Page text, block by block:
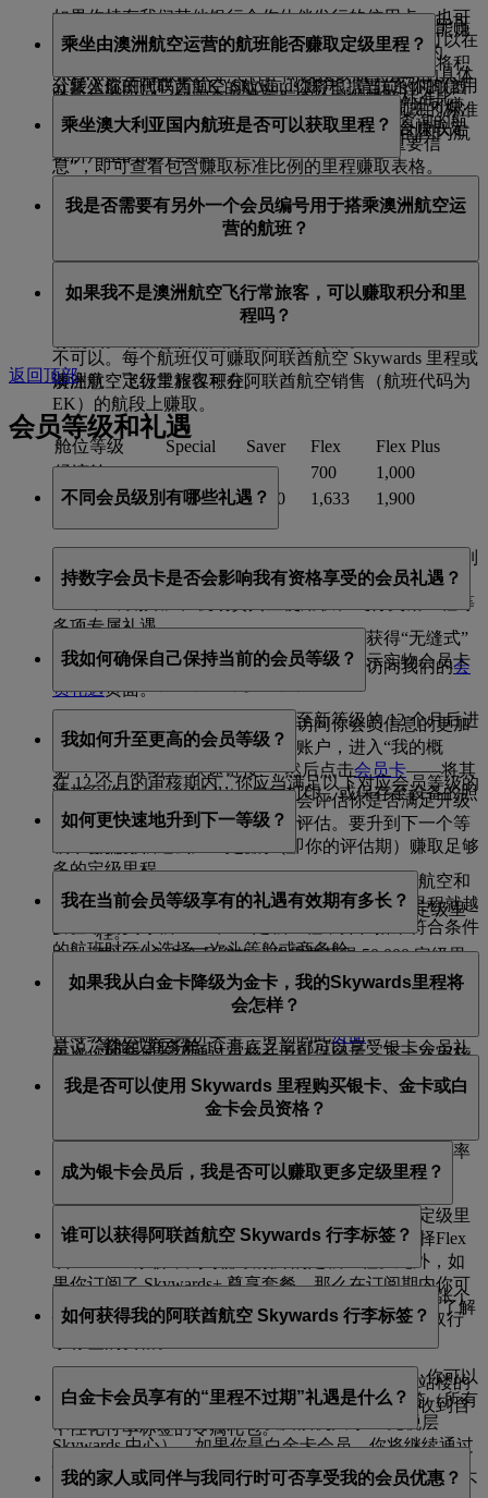
如果你持有我们其他银行合作伙伴发行的信用卡，也可
以将你的信用卡积分兑换为 Skywards 里程——你可以在
查看合作伙伴名单。如需了解更多信息或申请将积
分转入你的阿联酋航空 Skywards 账户，请联系你的信用
当你搭乘我们其他合作伙伴航空公司的航班时，仅能赚
取 Skywards 里程，无法赚取定级里程。你可赚取的
Skywards 里程数取决于飞行距离以及该航空公司的具体
赚取标准比例。如需查看某家航空公司的赚取标准比
例，请前往我们的“合作伙伴”页面，选择你想查询的航
空公司，点击“了解更多”，然后向下滚动至“重要信
息”，即可查看包含赚取标准比例的里程赚取表格。
如果你乘坐澳洲航空公司运营的航班，在以下情况中可
赚取 Skywards 里程：
a) 乘坐航班代码为 EK 的航班，你将根据当前的阿联酋
航空 Skywards 计划等级，按搭乘阿联酋航空航班的标准
赚取里程。这将包括作为国际连续行程一部分的国内航
班所产生的额外里程。
b) 乘坐航班代码为 QF 的航班，你将根据飞行距离按不
同的赚取标准比例赚取里程。如需了解更多详情，请查
澳洲航空合作伙伴页面。
c) 请注意，乘坐澳洲航空运营的航班以及澳洲航空支线
定期航班将获得 Skywards 里程，而乘坐其他航空公司的
代码共享航班将无法赚取 Skywards 里程。
乘坐由澳洲航空运营的航班能否赚取定级里程？
乘坐航班代码为 EK、由澳洲航空公司运营的航班可赚
取定级里程。但航班代码为 QF 的航班则不符合赚取定
期航班将获得 Skywards 里程，而乘坐其他航空公司的代
码共享航班将无法赚取 Skywards 里程。
乘坐澳大利亚国内航班是否可以获取里程？
国际航班一部分，即可获取里程。仅在国内航段无法获
取里程，例如墨尔本至悉尼。
程，你不但能获取国际航段的里程，还能获取以下
Skywards 里程和定级里程。适用于澳洲航空国内网络所
请注意，定级里程仅可在阿联酋航空销售（航班代码为
EK）的航段上赚取。
舱位等级 Special Saver Flex
Flex Plus
经济舱
250 350 700
1,000
商务舱
250 1,050 1,633 1,900
我是否需要有另外一个会员编号用于搭乘澳洲航空运
营的航班？
联酋航空 Skywards 会员编号，任何符合条件的里程将会
如果我不是澳洲航空飞行常旅客，可以赚取积分和里
程吗？
不可以。每个航班仅可赚取阿联酋航空 Skywards 里程或
澳洲航空飞行常旅客积分。
返回顶部
会员等级和礼遇
不同会员级別有哪些礼遇？
阿联酋航空 Skywards 计划的每个会员等级都提供一系列
会员期待的专属礼遇。作为会员，你可以尊享机上
Wi‑Fi、即刻升舱、机场贵宾室使用权、飞行奖励里程等
多项专属礼遇。
如需查看各会员等级的完整礼遇清单，请访问我们的会
员礼遇页面。
持数字会员卡是否会影响我有资格享受的会员礼遇？
没有影响。我们一直努力，尽可能让会员获得“无缝式”
旅行体验。因此，我们消除了你携带或出示实物会员卡
数字形式的会员卡，提供了一种访问你会员信息的更加
便利而顺畅的方式。你可以登录账户，进入“我的概
览”，向下滚动至“快速链接”，然后点击会员卡——将其
添加至你的 Apple Wallet，自行打印，或保存至设备的照
片库或图片库内，以便快速取用。
我如何确保自己保持当前的会员等级？
你的首次会员等级审核将在你升至新等级的 12 个月后进
行。
在 12 个月的审核期内，你应当满足以下对应会员等级的
白金卡会员等级：150,000 定级里程，并在搭乘符合条件
的航班时至少选择一次头等舱或商务舱
如果你达到了当前会员等级所需的定级里程，即可保留
现有会籍状态。如果你未达标，则将面临降级。
每次你的会员等级通过审核并予以保留后，下一次审核
将自动安排在你符合当前等级资格之日起的 12 个月后。
我如何升至更高的会员等级？
每次你赚取定级里程时，我们都会评估你是否满足升级
条件，因此一年中可能进行多次评估。要升到下一个等
级，你需要在过去 12 个月内（即你的评估期）赚取足够
多的定级里程。
要达到银卡会员资格，你需要获得 25,000 定级里
程。
要达到金卡会员资格，你需要获得 50,000 定级里
程。
要达到白金卡会员资格，你需要获得 150,000 定级
等舱或商务舱。
请查看“我的概览”页面，了解有关你的会员等级和关键
审核日期的信息。你无需申请升高等级，当你赚取足够
如何更快速地升到下一等级？
想要更快速地升到下一等级，请多多搭乘阿联酋航空和
flydubai 的航班——搭乘次数越多，赚取的定级里程就越
类型。Flex 和 Flex Plus 等更高价位的票价类型通常可赚
取更多里程，有助你更快升至下一等级。如需了解各舱
位等级提供哪些票价类型，请访问此页面。
此外，如果你订阅了 Skywards+ 尊享套餐，那么在订阅
期内你可额外赚取 20% 的定级里程。请访问
Skywards+
页面了解更多信息。
我在当前会员等级享有的礼遇有效期有多长？
例如，如果你在 2026 年 10 月 15 日获得银卡会员资格，
是说，你在 2027 年 10 月底之前都可以享受银卡会员礼
等级审查始终在月末进行。
如果我从白金卡降级为金卡，我的Skywards里程将
会怎样？
员时获得延期的未兑换Skywards里程将会自动过期。
始终从接近过期的开始。这有助于你将损失里程的几率
降至最低。
我是否可以使用 Skywards 里程购买银卡、金卡或白
金卡会员资格？
成为银卡会员后，我是否可以赚取更多定级里程？
成为银卡、金卡或白金卡会员，不会赚取额外的定级里
程。但是，如果你乘坐商务舱或头等舱，或者选择Flex
或Flex Plus票价，则可赚取额外的定级里程。此外，如
果你订阅了 Skywards+ 尊享套餐，那么在订阅期内你可
额外赚取 20% 的定级里程。请访问 Skywards+页面了解
更多信息。
谁可以获得阿联酋航空 Skywards 行李标签？
银卡、金卡和白金卡会员在会籍周期内均可获得 2 张个
性化行李标签。Skywards Skysurfers 会员不符合领取行
银卡、金卡和白金卡会员可以在迪拜机场 3 号航站楼的
商务舱贵宾室打印行李标签。白金卡会员将继续收到含
个性化行李标签的专属礼包。
如何获得我的阿联酋航空 Skywards 行李标签？
如果你是阿联酋航空 Skywards 银卡或金卡会员，你可以
在迪拜机场联系 Skywards 团队领取你的行李标签（所有
候机大厅的商务舱贵宾室，以及候机大厅 B 免税层
Skywards 中心）。如果你是白金卡会员，你将继续通过
快递接收 Skywards 礼包获得你的行李标签。
白金卡会员享有的“里程不过期”礼遇是什么？
Skywards 里程，在他/她保留其白金卡会员等级期间将不
我的家人或同伴与我同行时可否享受我的会员优惠？